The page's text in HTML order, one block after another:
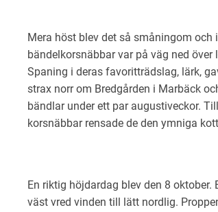
Mera höst blev det så småningom
bändelkorsnäbbar var på väg ned
Spaning i deras favoritträdslag, lärk,
strax norr om Bredgården i Marbäck
bändlar under ett par augustiveckor.
korsnäbbar rensade de den ymniga
En riktig höjdardag blev den 8
väst vred vinden till lätt nordlig.